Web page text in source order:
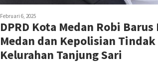
Februari 6, 2025
DPRD Kota Medan Robi
Medan dan Kepolisian
Kelurahan Tanjung Sari